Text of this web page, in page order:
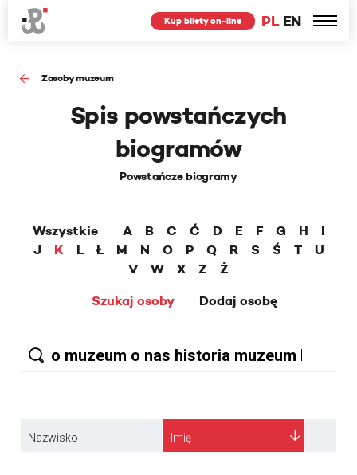
PL EN
Kup bilety on-line
Zasoby muzeum
Spis powstańczych
biogramów
Powstańcze biogramy
Wszystkie A B C Ć D E F G H
I
J
K L Ł M N O P Q R S Ś T
U
V
W X Z
Ż
Szukaj osoby
Dodaj osobę
Nazwisko Imię